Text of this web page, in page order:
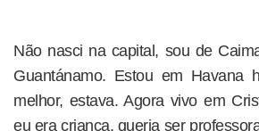
Não nasci na capital, sou de
Guantánamo. Estou em Havana
melhor, estava. Agora vivo em
eu era criança, queria ser